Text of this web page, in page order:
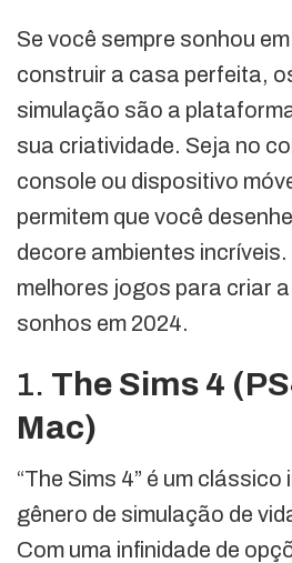
Se você sempre sonhou
construir a casa perfeita,
simulação são a
sua criatividade. Seja no
console ou dispositivo
permitem que você
decore ambientes
melhores jogos para criar
sonhos em 2024.
1. The Sims 4
Mac)
“The Sims 4” é um
gênero de simulação de
Com uma infinidade de